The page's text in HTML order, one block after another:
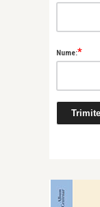
Nume:*